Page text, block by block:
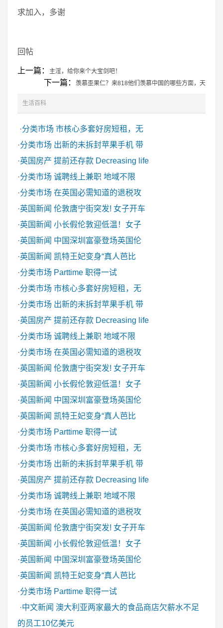
求加入，多谢
回帖
上一篇： 主淫，给你来个大宝剑吧！
下一篇： 羡慕歪果仁？来818他们羡慕中国的哪些方面，天
生活百科
·分类市场 市核心多套好房短租，无
·分类市场 出新的未拆封苹果手机 带
·英国房产 提前还存款 Decreasing life
·分类市场 诚聘线上兼职 地域不限
·分类市场 在英国必需知道的退税攻
·英国新闻 伦敦唐宁街突发! 女子开车
·英国新闻 小长假伦敦迎低温！女子
·英国新闻 中国深圳富豪登场英国伦
·英国新闻 凯特王妃变身“真人芭比
·分类市场 Parttime 职得一试
·分类市场 市核心多套好房短租，无
·分类市场 出新的未拆封苹果手机 带
·英国房产 提前还存款 Decreasing life
·分类市场 诚聘线上兼职 地域不限
·分类市场 在英国必需知道的退税攻
·英国新闻 伦敦唐宁街突发! 女子开车
·英国新闻 小长假伦敦迎低温！女子
·英国新闻 中国深圳富豪登场英国伦
·英国新闻 凯特王妃变身“真人芭比
·分类市场 Parttime 职得一试
·分类市场 市核心多套好房短租，无
·分类市场 出新的未拆封苹果手机 带
·英国房产 提前还存款 Decreasing life
·分类市场 诚聘线上兼职 地域不限
·分类市场 在英国必需知道的退税攻
·英国新闻 伦敦唐宁街突发! 女子开车
·英国新闻 小长假伦敦迎低温！女子
·英国新闻 中国深圳富豪登场英国伦
·英国新闻 凯特王妃变身“真人芭比
·分类市场 Parttime 职得一试
·中文新闻 澳大利亚两家最大的食品商店欠薪水不足
的员工10亿美元